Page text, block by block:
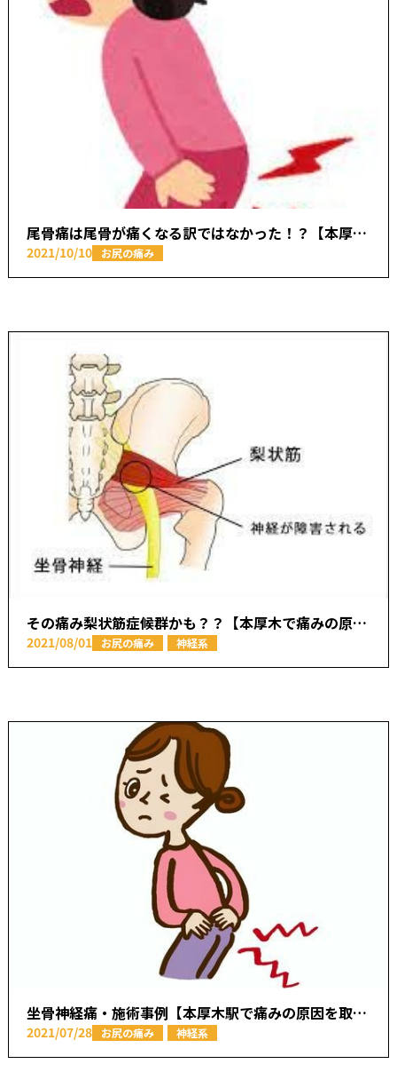
尾骨痛は尾骨が痛くなる訳ではなかった！？【本厚木駅で痛みの原因を取り除く あかつき整骨院】
2021/10/10 お尻の痛み
その痛み梨状筋症候群かも？？【本厚木で痛みの原因を取り除く あかつき整骨院】
2021/08/01 お尻の痛み 神経系
坐骨神経痛・施術事例【本厚木駅で痛みの原因を取り除く あかつき整骨院】
2021/07/28 お尻の痛み 神経系